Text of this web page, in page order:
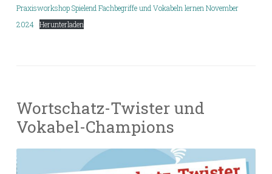
Praxisworkshop Spielend Fachbegriffe und Vokabeln lernen November
2024 Herunterladen
Wortschatz-Twister und
Vokabel-Champions